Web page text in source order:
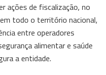
ações de fiscalização, no
todo o território nacional,
entre operadores
alimentar e saúde
a entidade.